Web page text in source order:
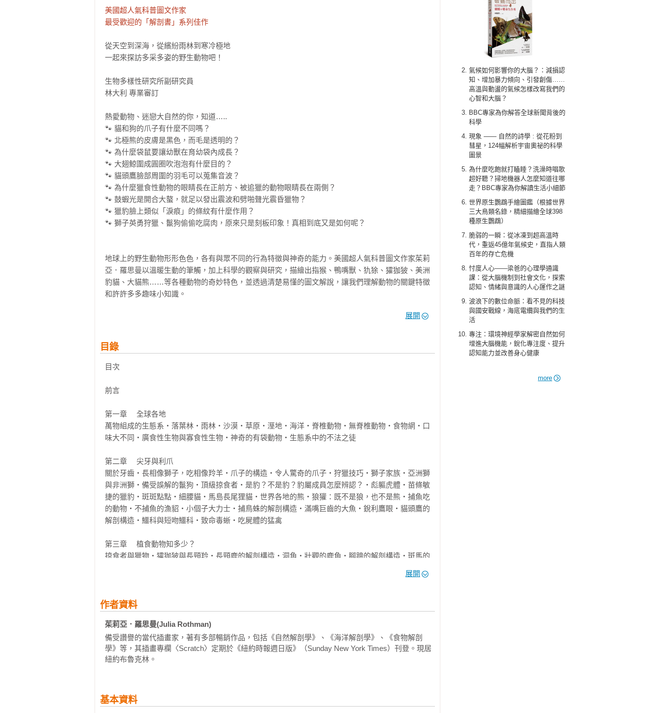
氣候如何影響你的大腦？：減損認
知、增加暴力傾向、引發創傷……
高溫與動盪的氣候怎樣改寫我們的
心智和大腦？
BBC專家為你解答全球新聞背後的
科學
現象 —— 自然的詩學 : 從花粉到
彗星，124幅解析宇宙奧祕的科學
圖景
為什麼吃飽就打瞌睡？洗澡時唱歌
超好聽？掃地機器人怎麼知道往哪
走？BBC專家為你解讀生活小細節
世界原生鸚鵡手繪圖鑑（根據世界
三大鳥類名錄，精細描繪全球398
種原生鸚鵡）
脆弱的一瞬：從冰凍到超高溫時
代，重返45億年氣候史，直指人類
百年的存亡危機
忖度人心——梁爸的心理學通識
課：從大腦機制到社會文化，探索
認知、情緒與意識的人心運作之謎
波浪下的數位命脈：看不見的科技
與國安戰線，海底電纜與我們的生
活
專注：環境神經學家解密自然如何
增進大腦機能，銳化專注度、提升
認知能力並改善身心健康
more
美國超人氣科普圖文作家
最受歡迎的「解剖書」系列佳作
從天空到深海，從繽紛雨林到寒冷極地
一起來探訪多采多姿的野生動物吧！
生物多樣性研究所副研究員
林大利 專業審訂
熱愛動物、迷戀大自然的你，知道…..
🐾 貓和狗的爪子有什麼不同嗎？
🐾 北極熊的皮膚是黑色，而毛是透明的？
🐾 為什麼袋鼠要讓幼獸在育幼袋內成長？
🐾 大翅鯨圍成圓圈吹泡泡有什麼目的？
🐾 貓頭鷹臉部周圍的羽毛可以蒐集音波？
🐾 為什麼獵食性動物的眼睛長在正前方、被追獵的動物眼睛長在兩側？
🐾 鼓蝦光是開合大螯，就足以發出震波和劈啪聲光震昏獵物？
🐾 獵豹臉上類似「淚痕」的條紋有什麼作用？
🐾 獅子英勇狩獵、鬣狗偷偷吃腐肉，原來只是刻板印象！真相到底又是如何呢？
地球上的野生動物形形色色，各有與眾不同的行為特徵與神奇的能力。美國超人氣科普圖文作家茱莉
亞．羅思曼以溫暖生動的筆觸，加上科學的觀察與研究，描繪出指猴、鴨嘴獸、犰狳、㺢㹢狓、美洲
豹貓、大貓熊……等各種動物的奇妙特色，並透過清楚易懂的圖文解說，讓我們理解動物的關鍵特徵
和許許多多趣味小知識。
全書分為六大部分，包含孕育野生動物的各種環境、肉食動物的構造特徵、植食動物的生活習性、動
好奇又興奮，每次翻閱都會有新的發現！
本書特色
★圖解圖表 × 動物插圖，快速理解科普知識。
★文字深入淺出，涵蓋主題廣泛，最佳入門科普讀物。
專業審訂
好評推薦
李偉文｜牙醫師．作家．環保志工
黃瀚嶢｜生態圖文創作者
郭彥仁（郭熊）｜黑熊保育工作者
楊礎遠｜新竹市立動物園園長
「在她的第五本『解剖書』系列作品中（繼《海洋解剖書》之後），廣受歡迎的插畫家、作家暨專欄
作家羅思曼提供了許多生物及其解剖學的知識，極具吸引力，並且引人入勝。比起其他類似的書籍，
「暢銷書作家兼插畫家茱莉亞．羅思曼在這個迷人的野生動物寶庫中，為世界上的動物提供了視覺指
南。《動物生態解剖書》包含數百幅插圖，概述了草原、海洋、沙漠等動物的獨特屬性。張張插圖片
皆附上特徵說明、識別細節與值得注意的事實（例如蜜蜂如何互相清理沾在身上的花粉、哪種犰狳的
毛最多），學生一定會喜歡的！」
──《教育雜誌》（Teach magazine）
展開
目錄
目次
前言
第一章	全球各地
萬物組成的生態系・落葉林・雨林・沙漠・草原・溼地・海洋・脊椎動物・無脊椎動物・食物網・口
味大不同・廣食性生物與寡食性生物・神奇的有袋動物・生態系中的不法之徒
第二章	尖牙與利爪
關於牙齒・長相像獅子，吃相像羚羊・爪子的構造・令人驚奇的爪子・狩獵技巧・獅子家族・亞洲獅
與非洲獅・備受誤解的鬣狗・頂級掠食者・是豹？不是豹？豹屬成員怎麼辨認？・彪軀虎體・苗條敏
捷的獵豹・斑斑點點・細腰貓・馬島長尾狸貓・世界各地的熊・狼獾：既不是狼，也不是熊・捕魚吃
的動物・不捕魚的漁貂・小個子大力士・捕鳥蛛的解剖構造・滿嘴巨齒的大魚・銳利鷹眼・貓頭鷹的
解剖構造・鱷科與短吻鱷科・致命毒蜥・吃屍體的猛禽
第三章	植食動物知多少？
掠食者與獵物・㺢㹢狓與長頸羚・長頸鹿的解剖構造・洞角・壯觀的鹿角・腳蹄的解剖構造・斑馬的
的二三事・非洲象與亞洲象有什麼不一樣・牠們的名字裡也有「象」・呵哈，呵哈，河馬萬歲・麝
靈長類族群・猿類・狹鼻猴・寬鼻猴・紅腿白臀葉猴・狨猴與獠狨・社交梳理・認識鰭足類動物・縞
獴・狐獴・紅鸛的解剖構造・裸鼴鼠・洞天「蝠」地・「犬」家福・妖嬈美狐
第五章	築巢造窩
第六章	稀奇古怪又奇妙多采
展開
作者資料
茱莉亞．羅思曼(Julia Rothman)
備受讚譽的當代插畫家，著有多部暢銷作品，包括《自然解剖學》、《海洋解剖學》、《食物解剖
學》等，其插畫專欄〈Scratch〉定期於《紐約時報週日版》（Sunday New York Times）刊登。現居
紐約布魯克林。
基本資料